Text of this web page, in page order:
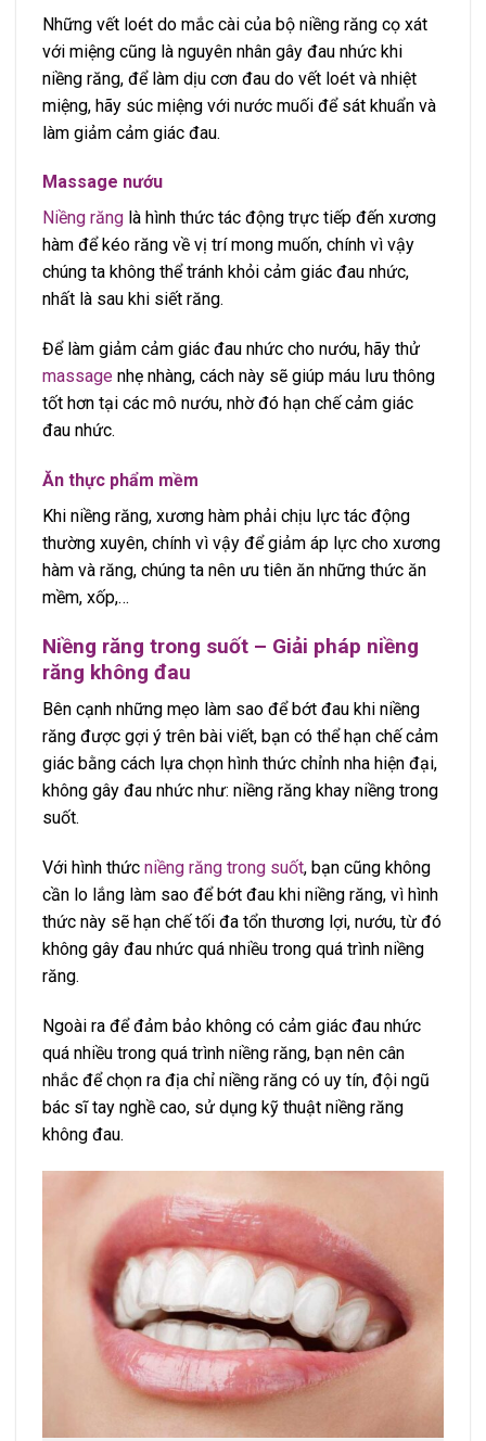
Những vết loét do mắc cài của bộ niềng răng cọ xát
với miệng cũng là nguyên nhân gây đau nhức khi
niềng răng, để làm dịu cơn đau do vết loét và nhiệt
miệng, hãy súc miệng với nước muối để sát khuẩn và
làm giảm cảm giác đau.
Massage nướu
Niềng răng là hình thức tác động trực tiếp đến xương
hàm để kéo răng về vị trí mong muốn, chính vì vậy
chúng ta không thể tránh khỏi cảm giác đau nhức,
nhất là sau khi siết răng.
Để làm giảm cảm giác đau nhức cho nướu, hãy thử
massage nhẹ nhàng, cách này sẽ giúp máu lưu thông
tốt hơn tại các mô nướu, nhờ đó hạn chế cảm giác
đau nhức.
Ăn thực phẩm mềm
Khi niềng răng, xương hàm phải chịu lực tác động
thường xuyên, chính vì vậy để giảm áp lực cho xương
hàm và răng, chúng ta nên ưu tiên ăn những thức ăn
mềm, xốp,…
Niềng răng trong suốt – Giải pháp niềng
răng không đau
Bên cạnh những mẹo làm sao để bớt đau khi niềng
răng được gợi ý trên bài viết, bạn có thể hạn chế cảm
giác bằng cách lựa chọn hình thức chỉnh nha hiện đại,
không gây đau nhức như: niềng răng khay niềng trong
suốt.
Với hình thức niềng răng trong suốt, bạn cũng không
cần lo lắng làm sao để bớt đau khi niềng răng, vì hình
thức này sẽ hạn chế tối đa tổn thương lợi, nướu, từ đó
không gây đau nhức quá nhiều trong quá trình niềng
răng.
Ngoài ra để đảm bảo không có cảm giác đau nhức
quá nhiều trong quá trình niềng răng, bạn nên cân
nhắc để chọn ra địa chỉ niềng răng có uy tín, đội ngũ
bác sĩ tay nghề cao, sử dụng kỹ thuật niềng răng
không đau.